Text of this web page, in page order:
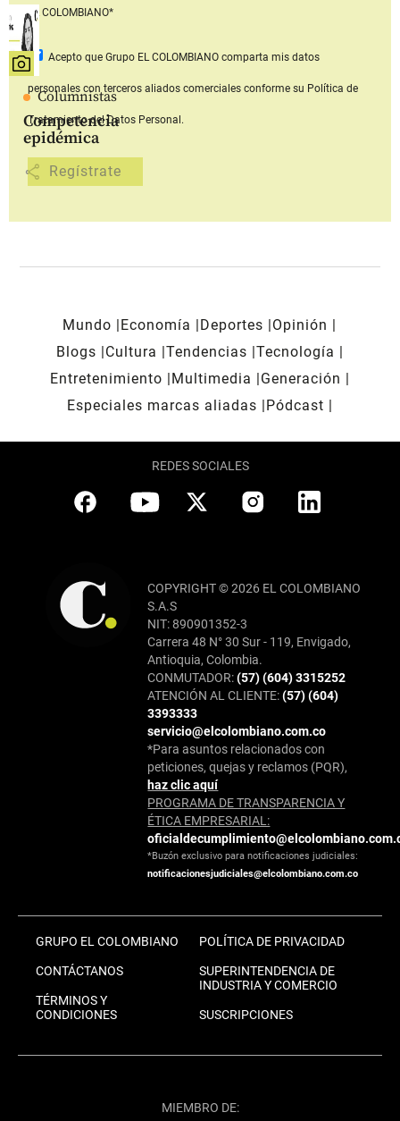
Columnistas
Competencia
epidémica
share
EL COLOMBIANO*
Acepto que Grupo EL COLOMBIANOcomparta mis datos
personales con terceros aliados comerciales conforme su Política de
Tratamiento del Datos Personal.
Mundo Economía Deportes
Opinión
Blogs
Cultura Tendencias Tecnología
Entretenimiento
Multimedia
Generación
Especiales marcas aliadas
Pódcast
REDES SOCIALES
COPYRIGHT © 2026 EL COLOMBIANO
S.A.S
NIT: 890901352-3
Carrera 48 N° 30 Sur - 119, Envigado,
Antioquia, Colombia.
CONMUTADOR:(57) (604) 3315252
ATENCIÓN AL CLIENTE:(57) (604)
3393333
servicio@elcolombiano.com.co
*Para asuntos relacionados con
peticiones, quejas y reclamos (PQR),
haz clic aquí
PROGRAMA DE TRANSPARENCIA Y
ÉTICA EMPRESARIAL:
*Buzón exclusivo para notificaciones judiciales:
notificacionesjudiciales@elcolombiano.com.co
GRUPO EL COLOMBIANO
CONTÁCTANOS
TÉRMINOS Y
CONDICIONES
POLÍTICA DE PRIVACIDAD
SUPERINTENDENCIA DE
INDUSTRIA Y COMERCIO
SUSCRIPCIONES
MIEMBRO DE: